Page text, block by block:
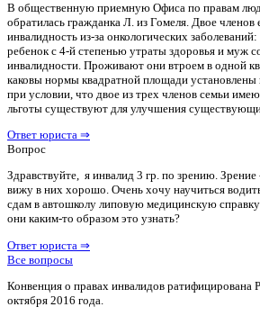
В общественную приемную Офиса по правам
обратилась гражданка Л. из Гомеля. Двое
инвалидность из-за онкологических
ребенок с 4-й степенью утраты здоровья и муж
инвалидности. Проживают они втроем в одной
каковы нормы квадратной площади установлены
при условии, что двое из трех членов семьи
льготы существуют для улучшения
Ответ юриста ⇒
Вопрос
Здравствуйте, я инвалид 3 гр. по зрению.
вижу в них хорошо. Очень хочу научиться
сдам в автошколу липовую медицинскую
они каким-то образом это узнать?
Ответ юриста ⇒
Все вопросы
Конвенция о правах инвалидов ратифицирована
октября 2016 года.